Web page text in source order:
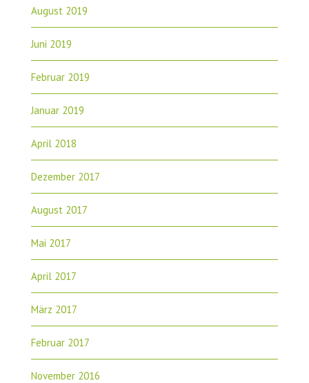
August 2019
Juni 2019
Februar 2019
Januar 2019
April 2018
Dezember 2017
August 2017
Mai 2017
April 2017
März 2017
Februar 2017
November 2016